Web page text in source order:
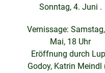
Sonntag, 4. Juni .
Vernissage:
Mai, 18 Uhr
Eröffnung durch
Godoy, Katrin Meindl